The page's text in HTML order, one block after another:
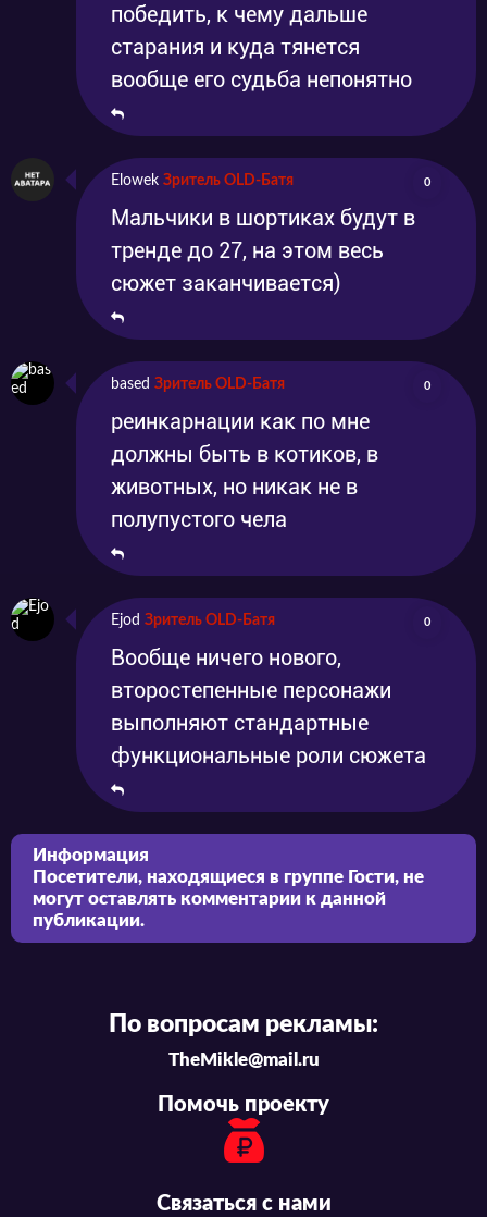
победить, к чему дальше
старания и куда тянется
вообще его судьба непонятно
Elowek Зритель OLD-Батя 0
Мальчики в шортиках будут в
тренде до 27, на этом весь
сюжет заканчивается)
based Зритель OLD-Батя 0
реинкарнации как по мне
должны быть в котиков, в
животных, но никак не в
полупустого чела
Ejod Зритель OLD-Батя 0
Вообще ничего нового,
второстепенные персонажи
выполняют стандартные
функциональные роли сюжета
Информация
Посетители, находящиеся в группе Гости, не
могут оставлять комментарии к данной
публикации.
По вопросам рекламы:
TheMikle@mail.ru
Помочь проекту
Связаться с нами